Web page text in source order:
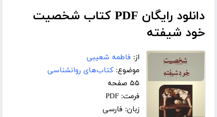
دانلود رایگان PDF کتاب شخصیت
خود شیفته
از: فاطمه شعیبی
موضوع: کتاب‌های روانشناسی
۵۵ صفحه
فرمت: PDF
زبان: فارسی